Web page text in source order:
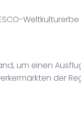
Weltkulturerbe
um einen
der